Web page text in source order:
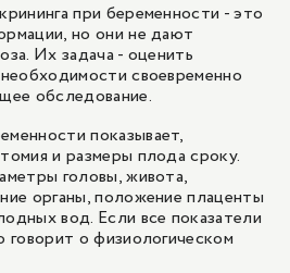
при беременности - это
но они не дают
Их задача - оценить
своевременно
обследование.
показывает,
и размеры плода сроку.
головы, живота,
органы, положение плаценты
вод. Если все показатели
о физиологическом